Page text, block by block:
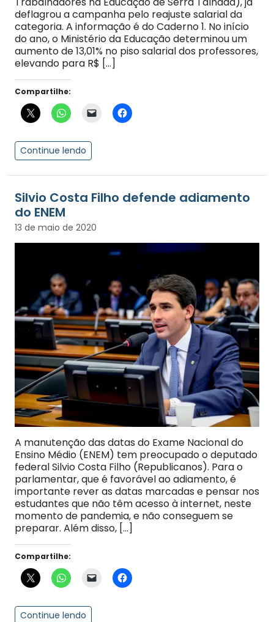
deflagrou a campanha pelo reajuste salarial da
categoria. A informação é do Caderno 1. No início
do ano, o Ministério da Educação determinou um
aumento de 13,01% no piso salarial dos professores,
elevando para R$ […]
Compartilhe:
Continue lendo
Silvio Costa Filho defende adiamento
do ENEM
13 de maio de 2020
A manutenção das datas do Exame Nacional do
Ensino Médio (ENEM) tem preocupado o deputado
federal Silvio Costa Filho (Republicanos). Para o
parlamentar, que é favorável ao adiamento, é
importante rever as datas marcadas e pensar nos
estudantes que não têm acesso à internet, neste
momento de pandemia, e não conseguem se
preparar. Além disso, […]
Compartilhe:
Continue lendo